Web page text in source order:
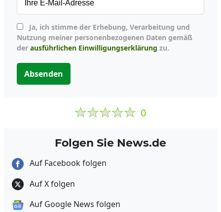
Nutzung meiner personenbezogenen Daten gemäß
der ausführlichen Einwilligungserklärung zu.
Absenden
0
Folgen Sie News.de
Auf Facebook folgen
Auf X folgen
Auf Google News folgen